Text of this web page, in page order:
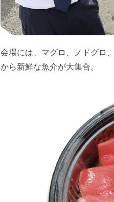
会場には、マグロ、ノドグロ
から新鮮な魚介が大集合。